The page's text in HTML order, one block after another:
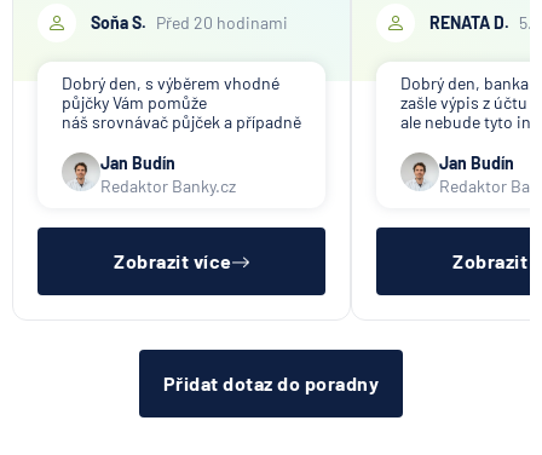
Soňa S. Před 20 hodinami
Dobrý den, s výběrem vhodné
půjčky Vám pomůže
náš srovnávač půjček a případně
půjček. Pro získání půjčky je
třeba mít dostatečný příjem,
nebýt ve zkušební ani výpovědní
Jan Budín
Redaktor Banky.cz
Zobrazit více
společnosti, které
účelem ověření
RENATA D.
Dobrý den, banka
zašle výpis z účtu
ale nebude tyto
společnosti).
přeposlání emailu
jiným osobám či
Jan Budín
Redaktor
Zobrazit
Přidat dotaz do poradny